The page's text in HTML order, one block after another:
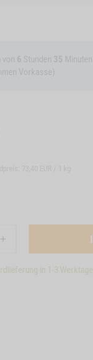
von 6 Stunden 35 Minuten
Vorkasse)
in 1-3